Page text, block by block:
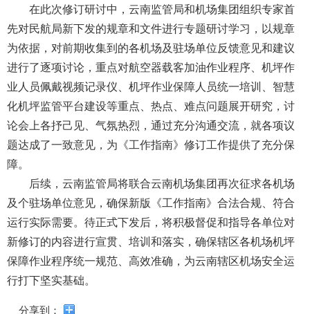
在此次修订研讨中，云南监管局和机场集团组织专家首
先对民航局新下发的规章和文件进行专题研讨学习，以规章
为依据，对前期收集到的各机场及驻场单位反馈意见和建议
进行了逐项讨论，重点对航空器载客加油作业程序、机坪作
业人员佩戴视频记录仪、机坪作业保障人员统一培训、智慧
化机坪监管平台建设等重点、热点、难点问题展开研究，讨
论会上各抒己见、气氛热烈，通过充分沟通交流，就各项议
题达成了一致意见， 为 《工作指南》 修订工作提供了充分保
障。
后续 ，云南监管局将联合云南机场集团再次征求各机场
及个驻场单位意见，确保新版 《工作指南》 合法合规、符合
运行实际需要。待正式下发后，将积极督促和指导各单位对
新修订的内容进行宣贯、培训和落实，确保辖区各机场机坪
保障作业程序统一规范、高效准确，为云南辖区机场安全运
行打下坚实基础。
分享到：
盲
模
式